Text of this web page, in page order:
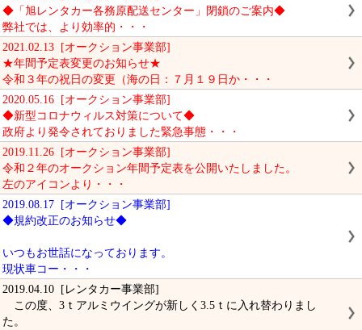
◆「旭レンタカー各務原配送センター」閉鎖のご案内◆
弊社では、より効率的・・・
2021.02.13 [オークション事業部]
★年間予定表変更のお知らせ★
令和３年の祝日の変更（海の日：７月１９日か・・・
2020.05.16 [オークション事業部]
◆新型コロナウィルス対策について◆
政府より発令されておりました緊急事態・・・
2019.11.26 [オークション事業部]
令和２年のオークション年間予定表を公開いたしました。
左のアイコンより・・・
2019.08.17 [オークション事業部]
◆規約改正のお知らせ◆
いつもお世話になっております。
現状車コー・・・
2019.04.10 [レンタカー事業部]
この度、3ｔアルミウイングが新しく3.5ｔに入れ替わりまし
た。